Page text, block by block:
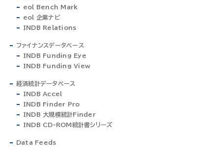
eol Bench Mark
eol 企業ナビ
INDB Relations
ファイナンスデータベース
INDB Funding Eye
INDB Funding View
経済統計データベース
INDB Accel
INDB Finder Pro
INDB 大規模統計Finder
INDB CD-ROM統計書シリーズ
Data Feeds